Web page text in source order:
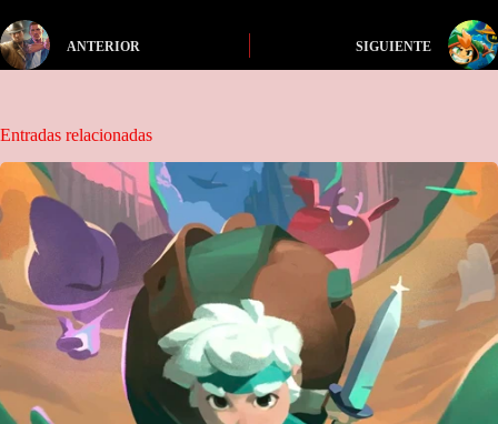
ANTERIOR SIGUIENTE
Entradas relacionadas